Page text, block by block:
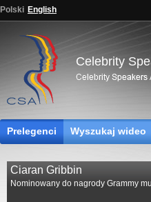
Polski English
Celebrity
Prelegenci Wyszukaj wideo
Ciaran Gribbin
Nominowany do nagrody Grammy